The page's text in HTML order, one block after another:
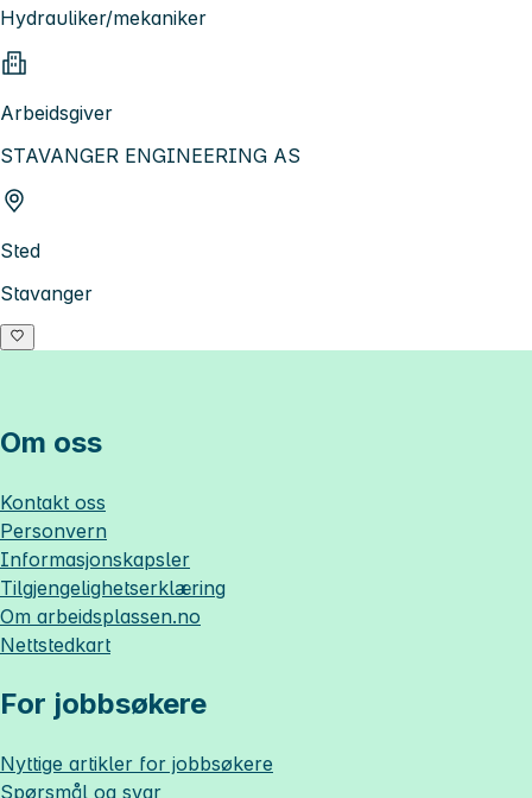
Hydrauliker/mekaniker
Arbeidsgiver
STAVANGER ENGINEERING AS
Sted
Stavanger
Om oss
Kontakt oss
Personvern
Informasjonskapsler
Tilgjengelighetserklæring
Om arbeidsplassen.no
Nettstedkart
For jobbsøkere
Nyttige artikler for jobbsøkere
Spørsmål og svar